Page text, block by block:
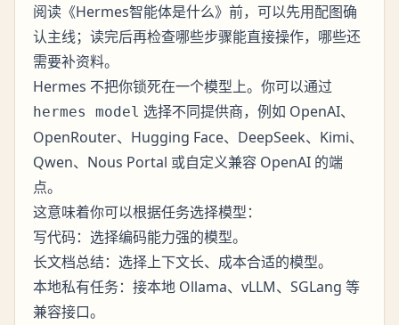
阅读《Hermes智能体是什么》前，可以先用配图确
认主线；读完后再检查哪些步骤能直接操作，哪些还
需要补资料。
Hermes 不把你锁死在一个模型上。你可以通过
hermes model 选择不同提供商，例如 OpenAI、
OpenRouter、Hugging Face、DeepSeek、Kimi、
Qwen、Nous Portal 或自定义兼容 OpenAI 的端
点。
这意味着你可以根据任务选择模型：
写代码：选择编码能力强的模型。
长文档总结：选择上下文长、成本合适的模型。
本地私有任务：接本地 Ollama、vLLM、SGLang 等
兼容接口。